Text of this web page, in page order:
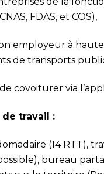
FDAS, et COS),
employeur à
de transports
covoiturer via
travail :
(14 RTT),
bureau